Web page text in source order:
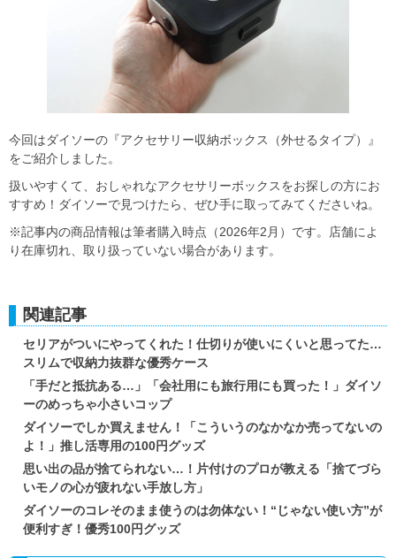
今回はダイソーの『アクセサリー収納ボックス（外せるタイプ）』
をご紹介しました。
扱いやすくて、おしゃれなアクセサリーボックスをお探しの方にお
すすめ！ダイソーで見つけたら、ぜひ手に取ってみてくださいね。
※記事内の商品情報は筆者購入時点（2026年2月）です。店舗によ
り在庫切れ、取り扱っていない場合があります。
関連記事
セリアがついにやってくれた！仕切りが使いにくいと思ってた…
スリムで収納力抜群な優秀ケース
「手だと抵抗ある…」「会社用にも旅行用にも買った！」ダイソ
ーのめっちゃ小さいコップ
ダイソーでしか買えません！「こういうのなかなか売ってないの
よ！」推し活専用の100円グッズ
思い出の品が捨てられない…！片付けのプロが教える「捨てづら
いモノの心が疲れない手放し方」
ダイソーのコレそのまま使うのは勿体ない！“じゃない使い方”が
便利すぎ！優秀100円グッズ